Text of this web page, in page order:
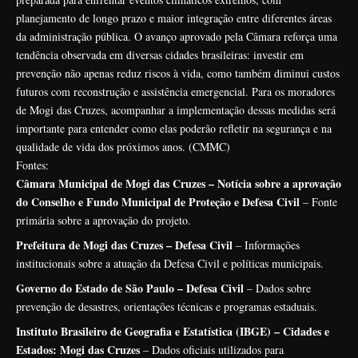
planejamento de longo prazo e maior integração entre diferentes áreas
da administração pública. O avanço aprovado pela Câmara reforça uma
tendência observada em diversas cidades brasileiras: investir em
prevenção não apenas reduz riscos à vida, como também diminui custos
futuros com reconstrução e assistência emergencial. Para os moradores
de Mogi das Cruzes, acompanhar a implementação dessas medidas será
importante para entender como elas poderão refletir na segurança e na
qualidade de vida dos próximos anos. (CMMC)
Fontes:
Câmara Municipal de Mogi das Cruzes – Notícia sobre a aprovação
do Conselho e Fundo Municipal de Proteção e Defesa Civil – Fonte
primária sobre a aprovação do projeto.
Prefeitura de Mogi das Cruzes – Defesa Civil – Informações
institucionais sobre a atuação da Defesa Civil e políticas municipais.
Governo do Estado de São Paulo – Defesa Civil – Dados sobre
prevenção de desastres, orientações técnicas e programas estaduais.
Instituto Brasileiro de Geografia e Estatística (IBGE) – Cidades e
Estados: Mogi das Cruzes – Dados oficiais utilizados para